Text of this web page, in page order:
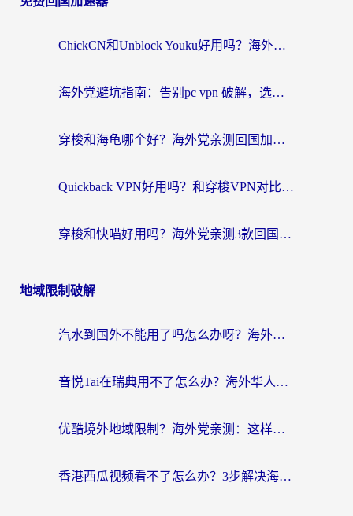
ChickCN和Unblock Youku好用吗？海外党亲测3款回国加速器，附iOS免费选择指南
海外党避坑指南：告别pc vpn 破解，选对回国加速器轻松访问国内资源
穿梭和海龟哪个好？海外党亲测回国加速器，附电脑免费VPN推荐
Quickback VPN好用吗？和穿梭VPN对比哪个回国效果更好？海外党必看的真实测评与选择指南
穿梭和快喵好用吗？海外党亲测3款回国加速器，附日本回国VPN避坑指南
地域限制破解
汽水到国外不能用了吗怎么办呀？海外党追剧看片的救星在这里！
音悦Tai在瑞典用不了怎么办？海外华人追剧听歌的实用指南
优酷境外地域限制？海外党亲测：这样看国内剧再也不卡（附3个实用场景解决）
香港西瓜视频看不了怎么办？3步解决海外追剧难题，附靠谱加速器推荐